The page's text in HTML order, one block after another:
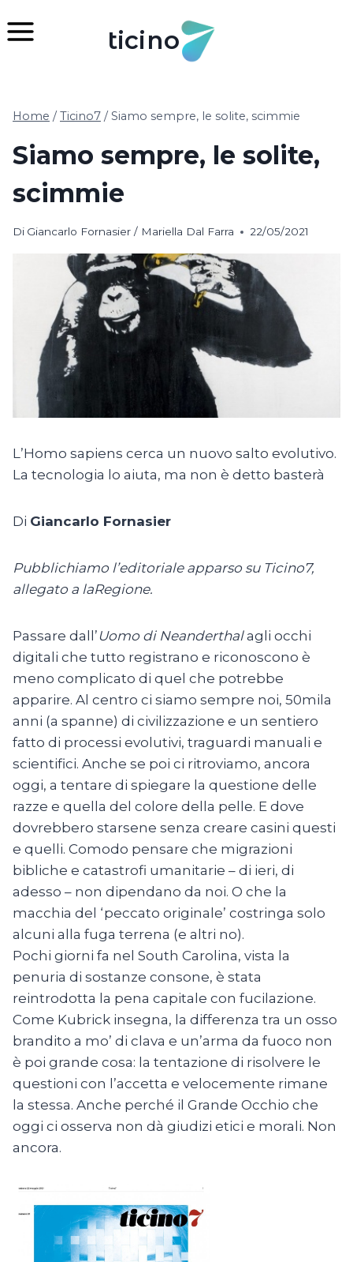
al
ticino
Home / Ticino7 / Siamo sempre, le solite, scimmie
Siamo sempre, le solite,
scimmie
Di Giancarlo Fornasier / Mariella Dal Farra 22/05/2021
LʼHomo sapiens cerca un nuovo salto evolutivo.
La tecnologia lo aiuta, ma non è detto basterà
Di Giancarlo Fornasier
Pubblichiamo l’editoriale apparso su Ticino7,
allegato a laRegione.
Passare dall’ Uomo di Neanderthalagli occhi
digitali che tutto registrano e riconoscono è
meno complicato di quel che potrebbe
apparire. Al centro ci siamo sempre noi, 50mila
anni (a spanne) di civilizzazione e un sentiero
fatto di processi evolutivi, traguardi manuali e
scientifici. Anche se poi ci ritroviamo, ancora
oggi, a tentare di spiegare la questione delle
razze e quella del colore della pelle. E dove
dovrebbero starsene senza creare casini questi
e quelli. Comodo pensare che migrazioni
bibliche e catastrofi umanitarie – di ieri, di
adesso – non dipendano da noi. O che la
macchia del ‘peccato originale’ costringa solo
alcuni alla fuga terrena (e altri no).
Pochi giorni fa nel South Carolina, vista la
penuria di sostanze consone, è stata
reintrodotta la pena capitale con fucilazione.
Come Kubrick insegna, la differenza tra un osso
brandito a mo’ di clava e un’arma da fuoco non
è poi grande cosa: la tentazione di risolvere le
questioni con l’accetta e velocemente rimane
la stessa. Anche perché il Grande Occhio che
oggi ci osserva non dà giudizi etici e morali. Non
ancora.